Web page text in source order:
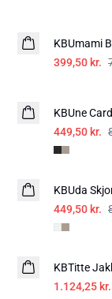
KBUmami
399,50 kr.
KBUne
449,50 kr.
-50%
KBUda
449,50 kr.
SALE
KBTitte
1.124,25 kr.